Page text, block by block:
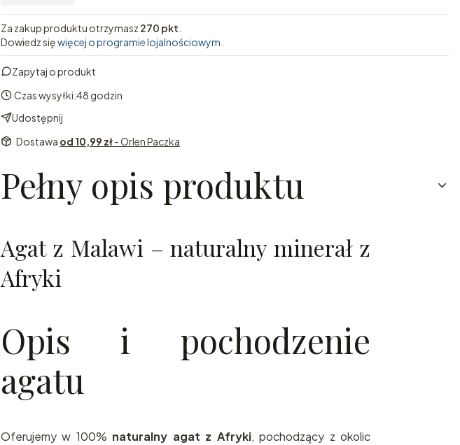
Za zakup produktu otrzymasz 270 pkt
Dowiedz sięwięcej o programie lojalnościowym.
Zapytaj o produkt
Czas wysyłki:48 godzin
Udostępnij
Dostawa od 10,99 zł- Orlen Paczka
Pełny opis produktu
Agat z Malawi – naturalny minerał z
Afryki
Opis i pochodzenie
agatu
Oferujemy w 100% naturalny agat z Afryki, pochodzący z okolic